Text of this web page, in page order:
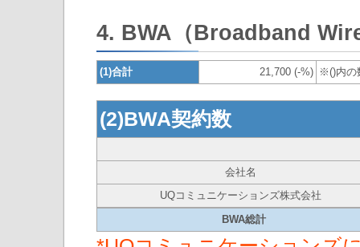
4. BWA（Broadband
(1)合計 21,700 (-%) ※()内の
(2)BWA契約数
会社名
UQコミュニケーションズ株式会社
BWA総計